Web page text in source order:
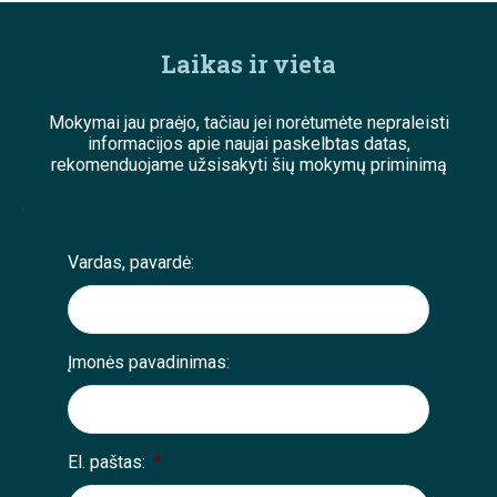
Laikas ir vieta
Mokymai jau praėjo, tačiau jei norėtumėte nepraleisti
informacijos apie naujai paskelbtas datas,
rekomenduojame užsisakyti šių mokymų priminimą
;
Vardas, pavardė:
Įmonės pavadinimas:
El. paštas: *